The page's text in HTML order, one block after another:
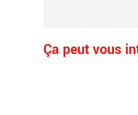
Ça peut vous